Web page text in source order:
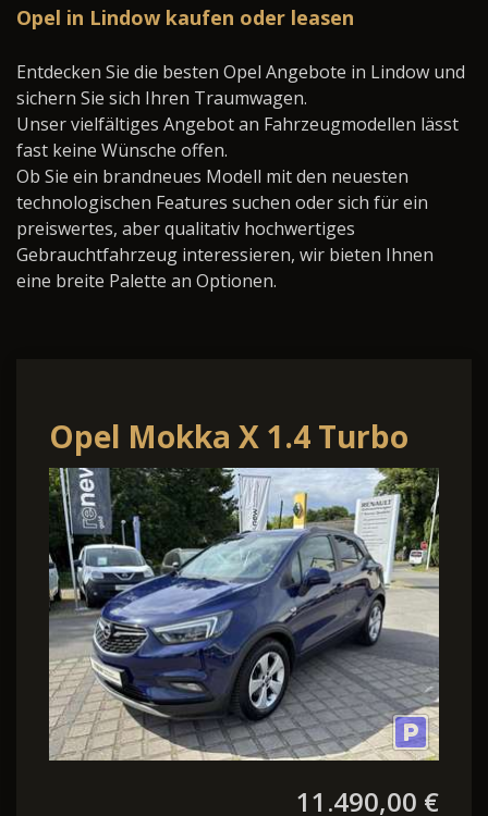
Opel in Lindow kaufen oder leasen
Entdecken Sie die besten Opel Angebote in Lindow und
sichern Sie sich Ihren Traumwagen.
Unser vielfältiges Angebot an Fahrzeugmodellen lässt
fast keine Wünsche offen.
Ob Sie ein brandneues Modell mit den neuesten
technologischen Features suchen oder sich für ein
preiswertes, aber qualitativ hochwertiges
Gebrauchtfahrzeug interessieren, wir bieten Ihnen
eine breite Palette an Optionen.
Opel Mokka X 1.4 Turbo
Active Start/Stop X 1.4
Turbo Active Start/Stop
11.490,00 €